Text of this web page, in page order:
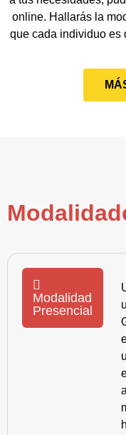
online. Hallarás la
que cada individuo es
Modalidad
Presencial